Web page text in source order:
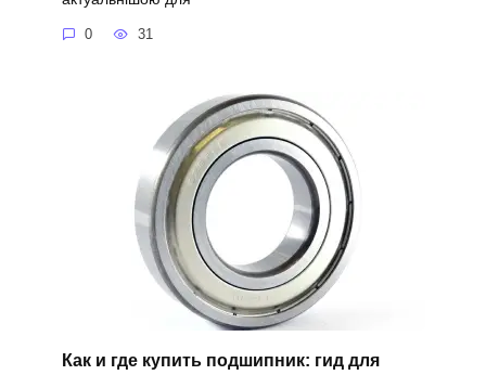
0 31
Как и где купить подшипник: гид для